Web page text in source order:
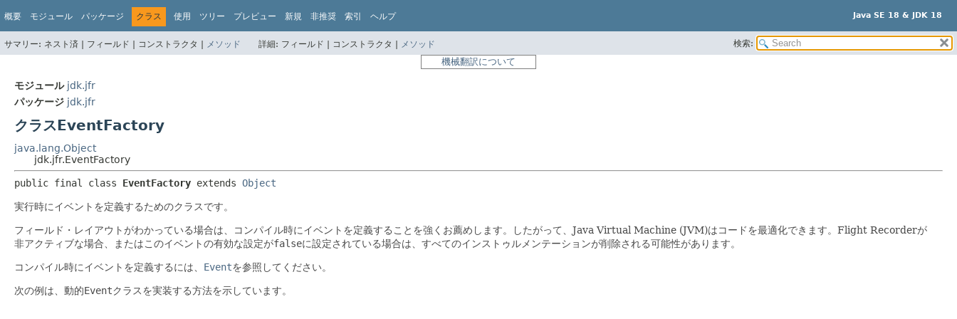
Java SE 18 & JDK 18
概要 モジュール パッケージ クラス 使用 ツリー プレビュー 新規 非推奨 索引 ヘルプ
サマリー: ネスト済 | フィールド | コンストラクタ | メソッド 詳細: フィールド | コンストラクタ | メソッド 検索:
機械翻訳について
モジュール jdk.jfr
パッケージ jdk.jfr
クラスEventFactory
java.lang.Object
jdk.jfr.EventFactory
public final class EventFactory extends Object
実行時にイベントを定義するためのクラスです。
フィールド・レイアウトがわかっている場合は、コンパイル時にイベントを定義することを強くお薦めします。したがって、Java Virtual Machine (JVM)はコードを最適化できます。Flight Recorderが
非アクティブな場合、またはこのイベントの有効な設定がfalseに設定されている場合は、すべてのインストゥルメンテーションが削除される可能性があります。
コンパイル時にイベントを定義するには、 Eventを参照してください。
次の例は、動的Eventクラスを実装する方法を示しています。